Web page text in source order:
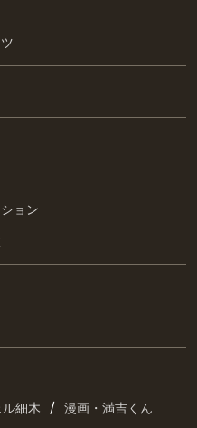
ョン
細木 / 漫画・満吉くん